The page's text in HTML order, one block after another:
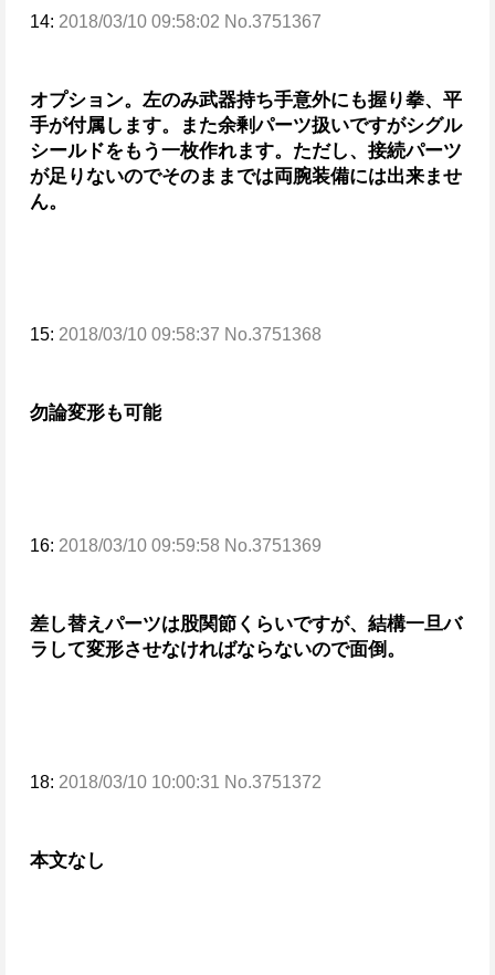
14: 2018/03/10 09:58:02 No.3751367
オプション。 左のみ武器持ち手意外にも握り拳、平
手が付属します。
また余剰パーツ扱いですがシグル
シールドをもう一枚作れます。 ただし、接続パーツ
が足りないのでそのままでは両腕装備には出来ませ
ん。
15: 2018/03/10 09:58:37 No.3751368
勿論変形も可能
16: 2018/03/10 09:59:58 No.3751369
差し替えパーツは股関節くらいですが、結構一旦バ
ラして変形させなければならないので面倒。
18: 2018/03/10 10:00:31 No.3751372
本文なし